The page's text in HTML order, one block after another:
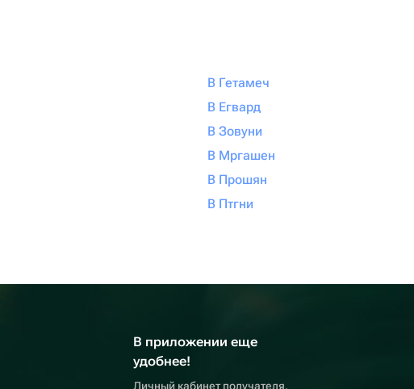
В Гетамеч
В Егвард
В Зовуни
В Мргашен
В Прошян
В Птгни
В приложении еще
удобнее!
Личный кабинет получателя,